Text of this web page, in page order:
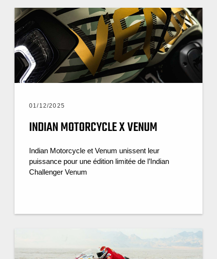
01/12/2025
INDIAN MOTORCYCLE X VENUM
Indian Motorcycle et Venum unissent leur
puissance pour une édition limitée de l’Indian
Challenger Venum